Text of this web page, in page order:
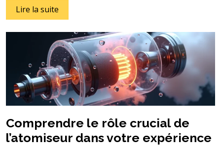
Lire la suite
Comprendre le rôle crucial de
l’atomiseur dans votre expérience